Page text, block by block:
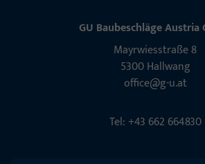
GU Baubeschläge Aus­tria
Mayrwies­straße 8
5300 Hall­wang
office@g-u.at
Tel: +43 662 664830